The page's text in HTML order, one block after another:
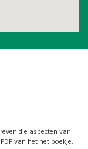
die aspecten van
van het het boekje: